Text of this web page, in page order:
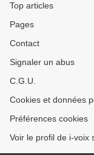
Top articles
Pages
Contact
Signaler un abus
C.G.U.
Cookies et données
Préférences cookies
Voir le profil de i-voix